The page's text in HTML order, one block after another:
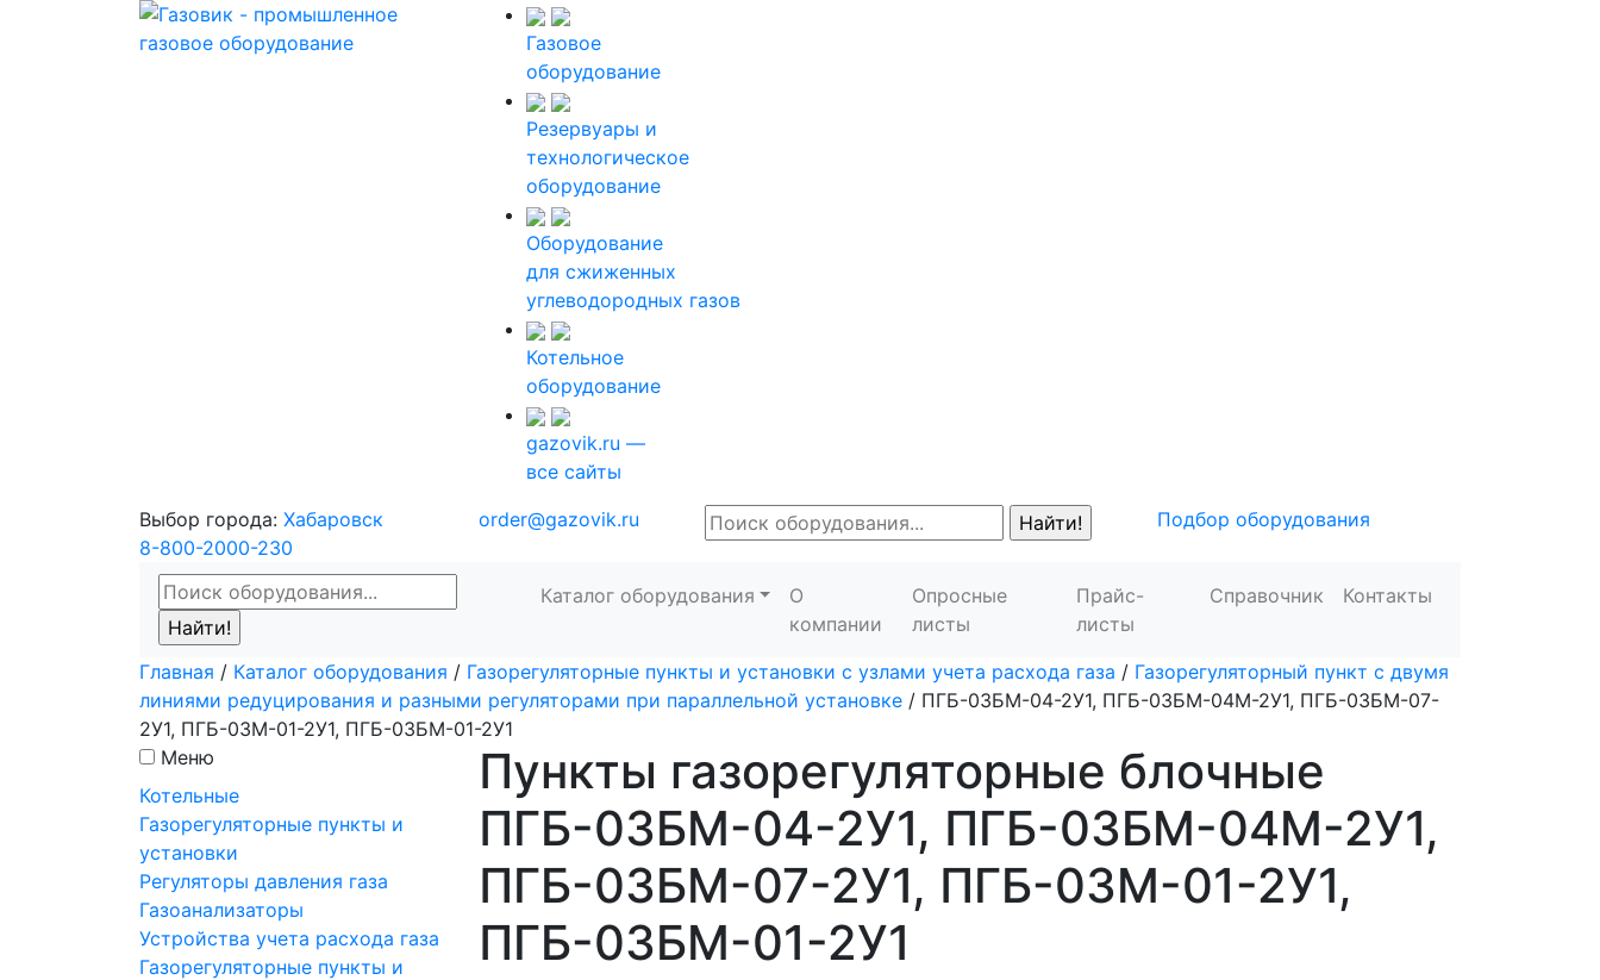
Газовое
оборудование
Резервуары и
технологическое
оборудование
Оборудование
для сжиженных
углеводородных газов
Котельное
оборудование
gazovik.ru —
все сайты
Выбор города: Хабаровск
8-800-2000-230
order@gazovik.ru Подбор оборудования
Каталог оборудования
О
компании
Опросные
листы
Прайс-
листы
Справочник Контакты
Главная / Каталог оборудования / Газорегуляторные пункты и установки с узлами учета расхода газа / Газорегуляторный пункт с двумя
линиями редуцирования и разными регуляторами при параллельной установке / ПГБ-03БМ-04-2У1, ПГБ-03БМ-04М-2У1, ПГБ-03БМ-07-
2У1, ПГБ-03М-01-2У1, ПГБ-03БМ-01-2У1
Меню
Котельные
Газорегуляторные пункты и
установки
Регуляторы давления газа
Газоанализаторы
Устройства учета расхода газа
Газорегуляторные пункты и
Пункты газорегуляторные блочные
ПГБ-03БМ-04-2У1, ПГБ-03БМ-04М-2У1,
ПГБ-03БМ-07-2У1, ПГБ-03М-01-2У1,
ПГБ-03БМ-01-2У1